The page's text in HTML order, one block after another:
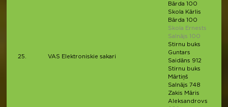
25. VAS Elektroniskie sakari
Bārda 100
Skola Kārlis
Bārda 100
Skola Ernests
Salnājs 100
Stirnu buks
Guntars
Saidāns 912
Stirnu buks
Mārtiņš
Salnājs 748
Zakis Māris
Aleksandrovs